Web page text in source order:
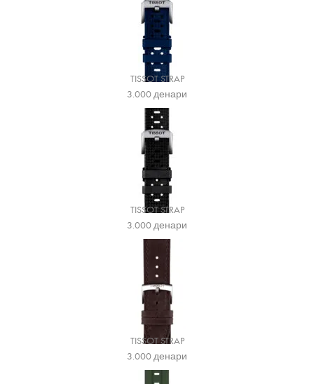
TISSOT STRAP
3.000денари
TISSOT STRAP
3.000денари
TISSOT STRAP
3.000денари